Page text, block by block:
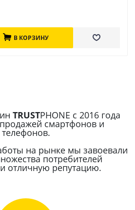
В КОРЗИНУ
TRUSTPHONE с 2016 года
смартфонов и
телефонов.
на рынке мы завоевали
потребителей
отличную репутацию.